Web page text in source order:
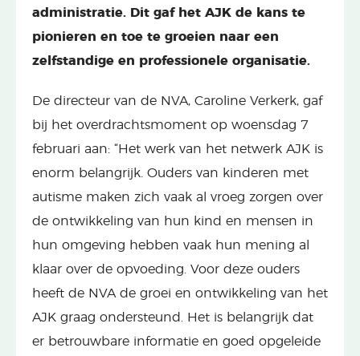
administratie. Dit gaf het AJK de kans te
pionieren en toe te groeien naar een
zelfstandige en professionele organisatie.
De directeur van de NVA, Caroline Verkerk, gaf
bij het overdrachtsmoment op woensdag 7
februari aan: “Het werk van het netwerk AJK is
enorm belangrijk. Ouders van kinderen met
autisme maken zich vaak al vroeg zorgen over
de ontwikkeling van hun kind en mensen in
hun omgeving hebben vaak hun mening al
klaar over de opvoeding. Voor deze ouders
heeft de NVA de groei en ontwikkeling van het
AJK graag ondersteund. Het is belangrijk dat
er betrouwbare informatie en goed opgeleide